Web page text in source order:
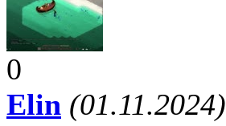
0
Elin (01.11.2024)